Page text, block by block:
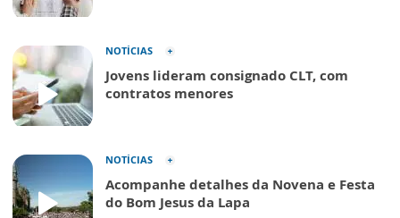
NOTÍCIAS
Jovens lideram consignado CLT, com
contratos menores
NOTÍCIAS
Acompanhe detalhes da Novena e Festa
do Bom Jesus da Lapa